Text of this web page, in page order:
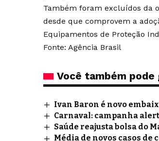
Também foram excluídos da
desde que comprovem a
Equipamentos de Proteção
Fonte: Agência Brasil
Você também
Ivan Baron é novo
Carnaval: campanha
Saúde reajusta bolsa do
Média de novos casos de